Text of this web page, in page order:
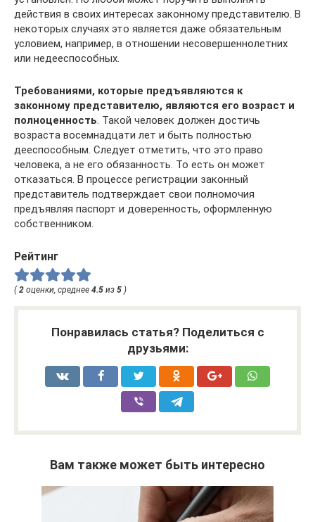
действия в своих интересах законному представителю. В
некоторых случаях это является даже обязательным
условием, например, в отношении несовершеннолетних
или недееспособных.
Требованиями, которые предъявляются к
законному представителю, являются его возраст и
полноценность. Такой человек должен достичь
возраста восемнадцати лет и быть полностью
дееспособным. Следует отметить, что это право
человека, а не его обязанность. То есть он может
отказаться. В процессе регистрации законный
представитель подтверждает свои полномочия
предъявляя паспорт и доверенность, оформленную
собственником.
Рейтинг
(2 оценки, среднее 4.5 из 5 )
Понравилась статья? Поделиться с
друзьями:
Вам также может быть интересно